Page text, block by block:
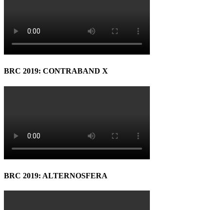
BRC 2019: CONTRABAND X
BRC 2019: ALTERNOSFERA